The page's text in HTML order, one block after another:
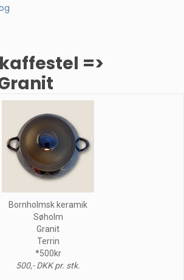
=>
Bornholmsk keramik
Søholm
Granit
Terrin
*500kr
500,- DKK pr. stk.